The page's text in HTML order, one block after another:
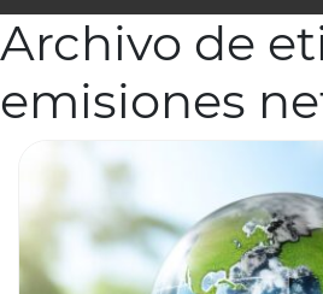
Archivo de
emisiones